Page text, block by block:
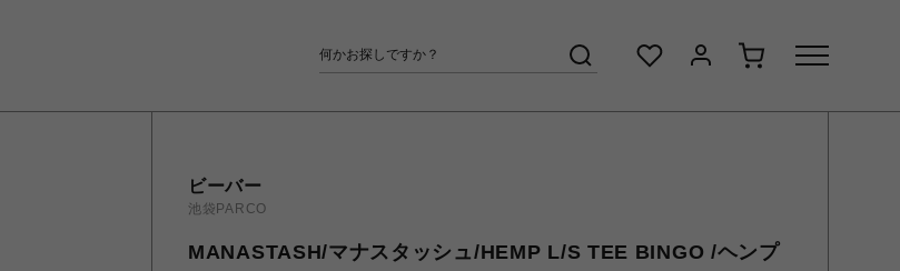
ビーバー
池袋PARCO
MANASTASH/マナスタッシュ/HEMP L/S TEE BINGO /ヘンプ